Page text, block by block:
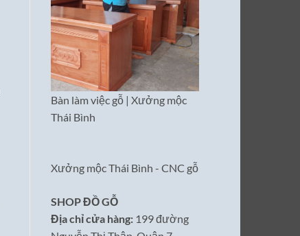
Bàn làm việc gỗ | Xưởng mộc
Thái Bình
Xưởng mộc Thái Bình - CNC gỗ
SHOP ĐỒ GỖ
Địa chỉ cửa hàng:199 đường